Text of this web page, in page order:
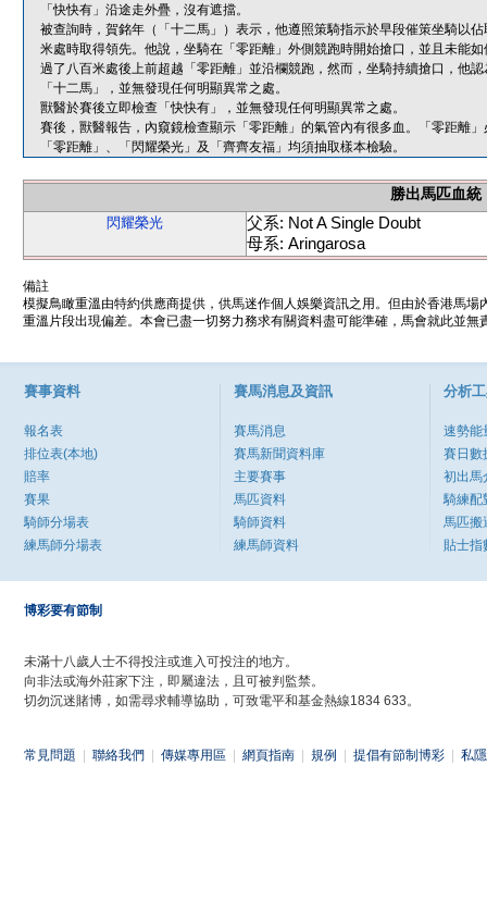
「快快有」沿途走外疊，沒有遮擋。
被查詢時，賀銘年（「十二馬」）表示，他遵照策騎指示於早段催策坐騎以
米處時取得領先。他說，坐騎在「零距離」外側競跑時開始搶口，並且未能
過了八百米處後上前超越「零距離」並沿欄競跑，然而，坐騎持續搶口，他
「十二馬」，並無發現任何明顯異常之處。
獸醫於賽後立即檢查「快快有」，並無發現任何明顯異常之處。
賽後，獸醫報告，內窺鏡檢查顯示「零距離」的氣管內有很多血。「零距離
「零距離」、「閃耀榮光」及「齊齊友福」均須抽取樣本檢驗。
勝出馬匹血統
閃耀榮光
父系: Not A Single Doubt
母系: Aringarosa
備註
模擬鳥瞰重溫由特約供應商提供，供馬迷作個人娛樂資訊之用。但由於香港馬
重溫片段出現偏差。本會已盡一切努力務求有關資料盡可能準確，馬會就此並
賽事資料
報名表
排位表(本地)
賠率
賽果
騎師分場表
練馬師分場表
賽馬消息及資訊
賽馬消息
賽馬新聞資料庫
主要賽事
馬匹資料
騎師資料
練馬師資料
分析
速勢能
賽日數
初出馬
騎練配
馬匹搬
貼士指
博彩要有節制
未滿十八歲人士不得投注或進入可投注的地方。
向非法或海外莊家下注，即屬違法，且可被判監禁。
切勿沉迷賭博，如需尋求輔導協助，可致電平和基金熱線1834 633。
常見問題 聯絡我們 傳媒專用區 網頁指南 規例 提倡有節制博彩 私